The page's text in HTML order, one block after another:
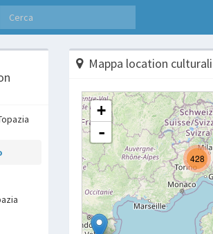
Mappa location culturali